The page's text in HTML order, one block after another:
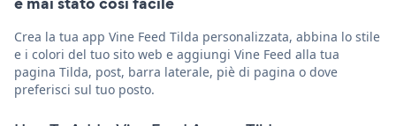
Crea la tua app Vine Feed Tilda personalizzata, abbina lo stile
e i colori del tuo sito web e aggiungi Vine Feed alla tua
pagina Tilda, post, barra laterale, piè di pagina o dove
preferisci sul tuo posto.